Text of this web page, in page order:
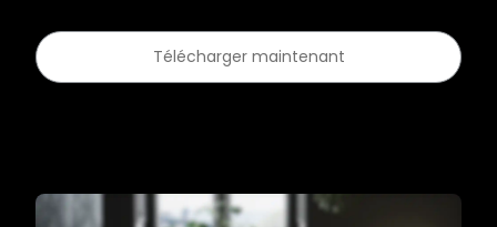
Télécharger maintenant